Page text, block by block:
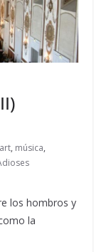
, música,
los hombros y
la